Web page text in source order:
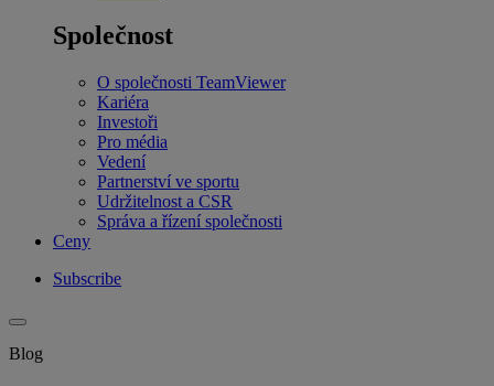
Společnost
O společnosti TeamViewer
Kariéra
Investoři
Pro média
Vedení
Partnerství ve sportu
Udržitelnost a CSR
Správa a řízení společnosti
Ceny
Subscribe
Blog